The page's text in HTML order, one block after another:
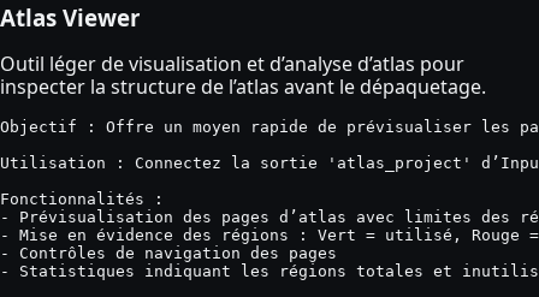
Atlas Viewer
Outil léger de visualisation et d’analyse d’atlas pour
inspecter la structure de l’atlas avant le dépaquetage.
Objectif : Offre un moyen rapide de prévisualiser les
Utilisation : Connectez la sortie 'atlas_project'
Fonctionnalités :
- Prévisualisation des pages d’atlas avec limites des
- Mise en évidence des régions : Vert = utilisé,
- Contrôles de navigation des pages
- Statistiques indiquant les régions totales et